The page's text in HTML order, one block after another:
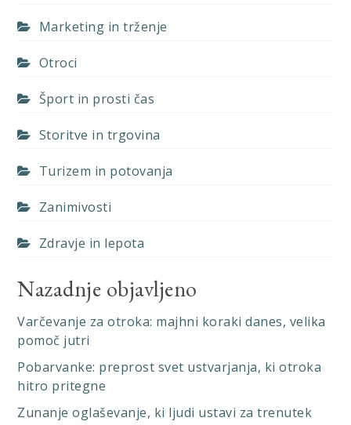
Marketing in trženje
Otroci
Šport in prosti čas
Storitve in trgovina
Turizem in potovanja
Zanimivosti
Zdravje in lepota
Nazadnje objavljeno
Varčevanje za otroka: majhni koraki danes, velika
pomoč jutri
Pobarvanke: preprost svet ustvarjanja, ki otroka
hitro pritegne
Zunanje oglaševanje, ki ljudi ustavi za trenutek